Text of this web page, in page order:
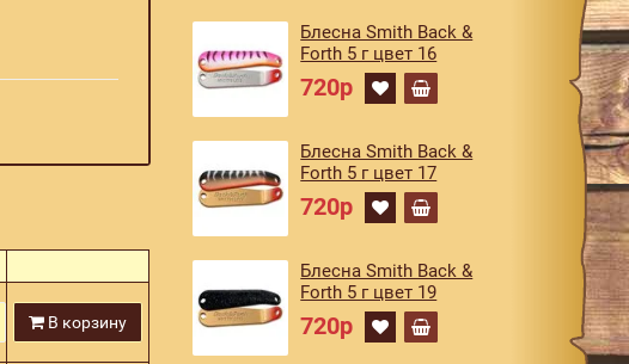
В корзину
Блесна Smith Back &
Forth 5 г цвет 16
720р
Блесна Smith Back &
Forth 5 г цвет 17
720р
Блесна Smith Back &
Forth 5 г цвет 19
720р